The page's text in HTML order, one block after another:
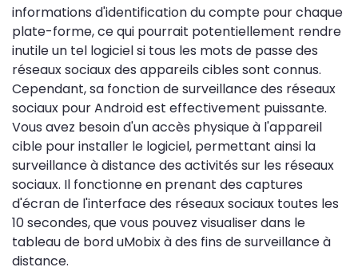
informations d'identification du compte pour chaque
plate-forme, ce qui pourrait potentiellement rendre
inutile un tel logiciel si tous les mots de passe des
réseaux sociaux des appareils cibles sont connus.
Cependant, sa fonction de surveillance des réseaux
sociaux pour Android est effectivement puissante.
Vous avez besoin d'un accès physique à l'appareil
cible pour installer le logiciel, permettant ainsi la
surveillance à distance des activités sur les réseaux
sociaux. Il fonctionne en prenant des captures
d'écran de l'interface des réseaux sociaux toutes les
10 secondes, que vous pouvez visualiser dans le
tableau de bord uMobix à des fins de surveillance à
distance.